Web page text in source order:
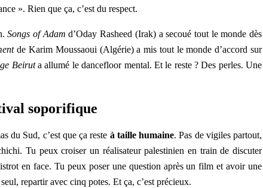
». Rien que ça, c’est du respect.
Songs of Adam d’Oday Rasheed (Irak) a secoué tout le monde dès
de Karim Moussaoui (Algérie) a mis tout le monde d’accord sur
Beirut a allumé le dancefloor mental. Et le reste ? Des perles. Une
soporifique
du Sud, c’est que ça reste à taille humaine. Pas de vigiles partout,
Tu peux croiser un réalisateur palestinien en train de discuter
en face. Tu peux poser une question après un film et avoir une
repartir avec cinq potes. Et ça, c’est précieux.